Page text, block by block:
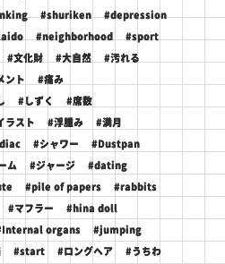
#shuriken #depression
#neighborhood #sport
#文化財 #大自然 #汚れる
ント #痛み
#しずく #席数
ラスト #浮腫み #満月
#シャワー #Dustpan
ム #ジャージ #dating
#pile of papers #rabbits
#マフラー #hina doll
organs #jumping
#start #ロングヘア #うちわ